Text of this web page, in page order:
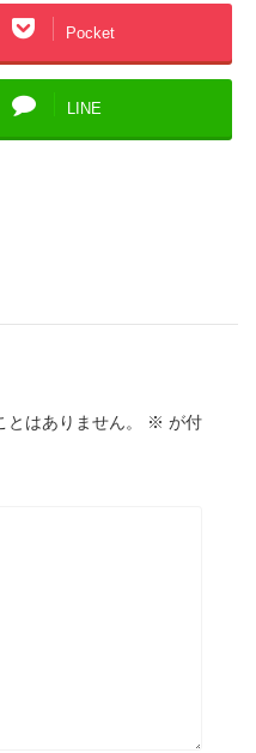
Pocket
LINE
はありません。 ※ が付